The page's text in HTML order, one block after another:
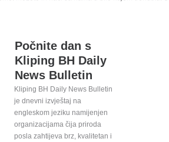
Počnite dan s
Kliping BH Daily
News Bulletin
Kliping BH Daily News Bulletin
je dnevni izvještaj na
engleskom jeziku namijenjen
organizacijama čija priroda
posla zahtijeva brz, kvalitetan i